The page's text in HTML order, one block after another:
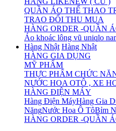
QUẦN ÁO THỂ THAO
TRAO ĐỔI THU MUA
HÀNG ORDER -QUẦN
Áo khoác lông vũ uniqlo
Hàng Nhật Hàng Nhật
HÀNG GIA DỤNG
MỸ PHẨM
THỰC PHẨM CHỨC
NƯỚC HOA OTÔ , XE
HÀNG ĐIỆN MÁY
Hàng Điện MáyHàng Gia
NăngNước Hoa Ô TôBỉm
HÀNG ORDER -QUẦN